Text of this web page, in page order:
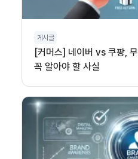
게시글
[커머스] 네이버 vs 쿠팡,
꼭 알아야 할 사실